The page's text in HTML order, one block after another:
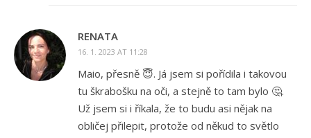
RENATA
16. 1. 2023 AT 11:28
Maio, přesně 😇. Já jsem si pořídila i takovou
tu škrabošku na oči, a stejně to tam bylo 🤔.
Už jsem si i říkala, že to budu asi nějak na
obličej přilepit, protože od někud to světlo